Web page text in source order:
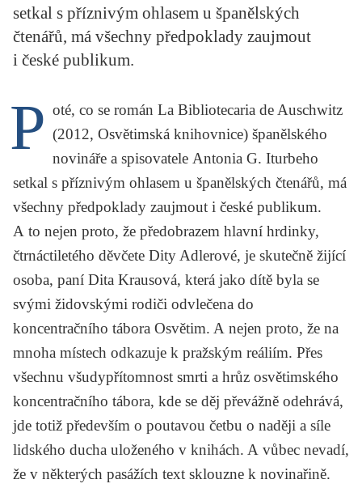
KRITIKA PŘEKLADU
ILIGLOSA
setkal s příznivým ohlasem u španělských
čtenářů, má všechny předpoklady zaujmout
i české publikum.
P oté, co se román La Bibliotecaria de Auschwitz
(2012, Osvětimská knihovnice) španělského
novináře a spisovatele Antonia G. Iturbeho
setkal s příznivým ohlasem u španělských čtenářů, má
všechny předpoklady zaujmout i české publikum.
A to nejen proto, že předobrazem hlavní hrdinky,
čtrnáctiletého děvčete Dity Adlerové, je skutečně žijící
osoba, paní Dita Krausová, která jako dítě byla se
svými židovskými rodiči odvlečena do
koncentračního tábora Osvětim. A nejen proto, že na
mnoha místech odkazuje k pražským reáliím. Přes
všechnu všudypřítomnost smrti a hrůz osvětimského
koncentračního tábora, kde se děj převážně odehrává,
jde totiž především o poutavou četbu o naději a síle
lidského ducha uloženého v knihách. A vůbec nevadí,
že v některých pasážích text sklouzne k novinařině.